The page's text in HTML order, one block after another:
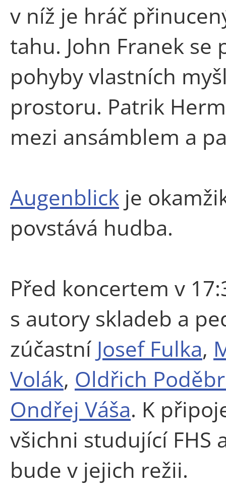
v níž je hráč
tahu. John Franek
pohyby vlastních
prostoru. Patrik
mezi ansámblem a
Augenblick je
povstává hudba.
Před koncertem v
s autory skladeb a
zúčastní Josef Fulka,
Volák, Oldřich
Ondřej Váša. K
všichni studující FHS
bude v jejich režii.